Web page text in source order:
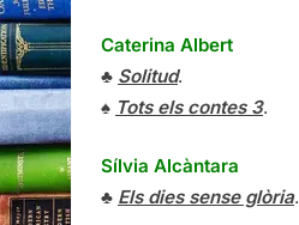
Caterina Albert
♣ Solitud.
♠ Tots els contes 3.
Sílvia Alcàntara
♣ Els dies sense glòria.